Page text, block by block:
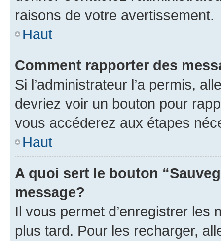
raisons de votre avertissement.
Haut
Comment rapporter des
Si l’administrateur l’a permis,
devriez voir un bouton pour
vous accéderez aux étapes
Haut
A quoi sert le bouton
message?
Il vous permet d’enregistrer
plus tard. Pour les recharger,